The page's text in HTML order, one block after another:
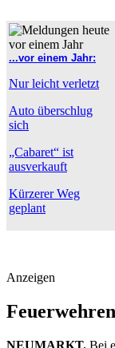
...vor einem Jahr:
Nur leicht verletzt
Auto überschlug
sich
„Cabaret“ ist
ausverkauft
Kürzerer Weg
geplant
Anzeigen
NEUMARKT. Bei